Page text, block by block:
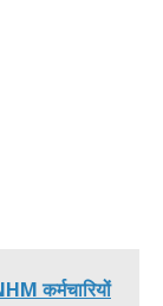
कर्मचारियों